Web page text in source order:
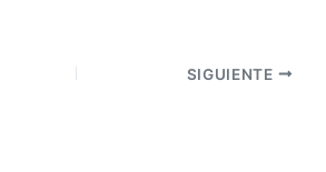
SIGUIENTE